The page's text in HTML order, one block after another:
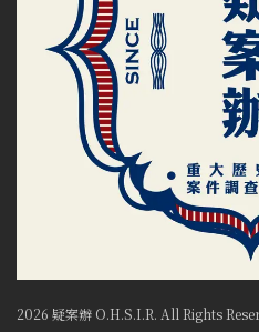
2026 疑案辦 O.H.S.I.R. All Rights